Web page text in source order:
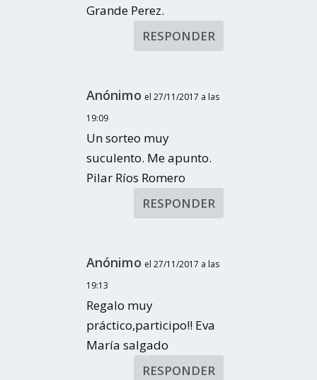
Grande Perez.
RESPONDER
Anónimo el 27/11/2017 a las
19:09
Un sorteo muy
suculento. Me apunto.
Pilar Ríos Romero
RESPONDER
Anónimo el 27/11/2017 a las
19:13
Regalo muy
práctico,participo!! Eva
María salgado
RESPONDER